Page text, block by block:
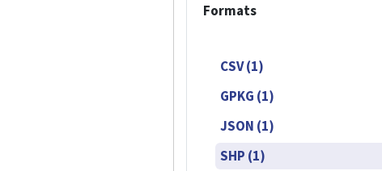
Formats
CSV (1)
GPKG (1)
JSON (1)
SHP (1)